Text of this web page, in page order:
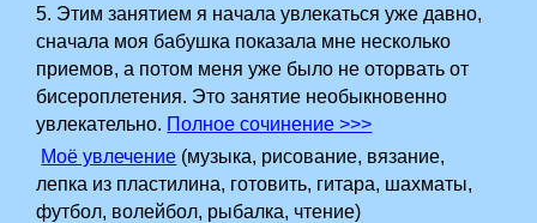
5. Этим занятием я начала увлекаться уже давно,
сначала моя бабушка показала мне несколько
приемов, а потом меня уже было не оторвать от
бисероплетения. Это занятие необыкновенно
увлекательно. Полное сочинение >>>
Моё увлечение (музыка, рисование, вязание,
лепка из пластилина, готовить, гитара, шахматы,
футбол, волейбол, рыбалка, чтение)